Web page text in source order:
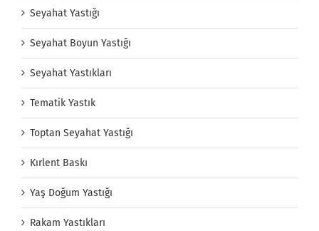
Seyahat Yastığı
Seyahat Boyun Yastığı
Seyahat Yastıkları
Tematik Yastık
Toptan Seyahat Yastığı
Kırlent Baskı
Yaş Doğum Yastığı
Rakam Yastıkları